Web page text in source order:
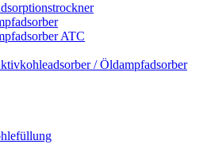
ATC
/ Öldampfadsorber